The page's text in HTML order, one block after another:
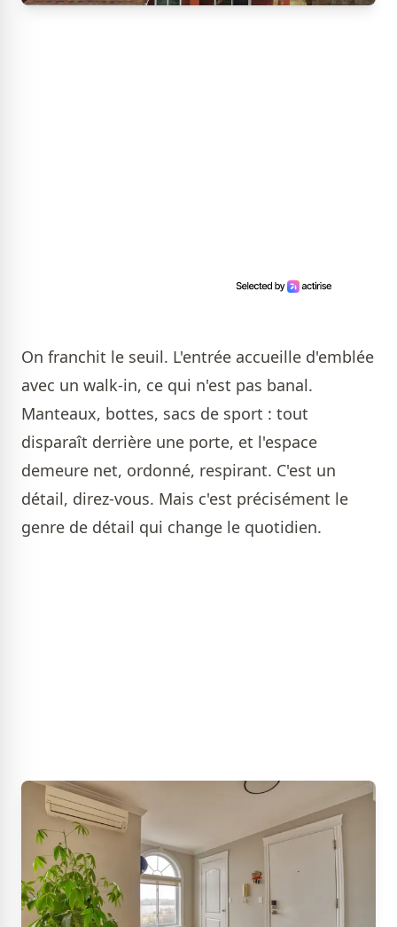
On franchit le seuil. L'entrée accueille d'emblée
avec un walk-in, ce qui n'est pas banal.
Manteaux, bottes, sacs de sport : tout
disparaît derrière une porte, et l'espace
demeure net, ordonné, respirant. C'est un
détail, direz-vous. Mais c'est précisément le
genre de détail qui change le quotidien.